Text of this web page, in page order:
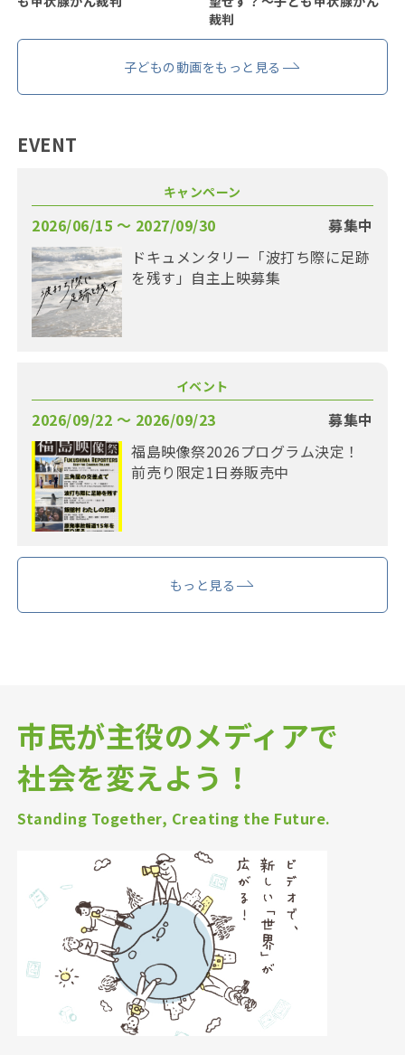
裁判
子どもの動画をもっと見る
EVENT
キャンペーン
2026/06/15 〜 2027/09/30
募集中
ドキュメンタリー「波打ち際に足跡
を残す」自主上映募集
イベント
2026/09/22 〜 2026/09/23
募集中
福島映像祭2026プログラム決定！
前売り限定1日券販売中
もっと見る
市民が主役のメディアで
社会を変えよう！
Standing Together, Creating the Future.